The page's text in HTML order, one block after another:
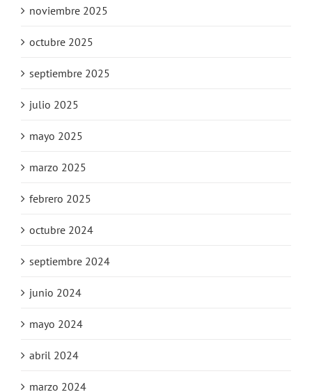
noviembre 2025
octubre 2025
septiembre 2025
julio 2025
mayo 2025
marzo 2025
febrero 2025
octubre 2024
septiembre 2024
junio 2024
mayo 2024
abril 2024
marzo 2024